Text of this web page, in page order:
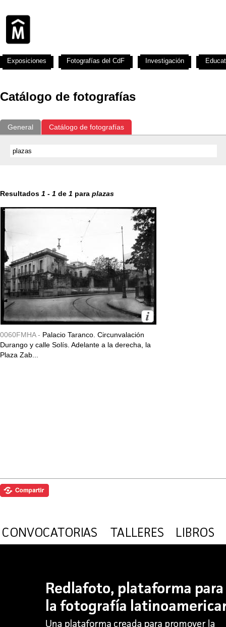
Catálogo de fotografías
General Catálogo de fotografías
Resultados 1 - 1 de 1 para plazas
0060FMHA - Palacio Taranco. Circunvalación
Durango y calle Solís. Adelante a la derecha, la
Plaza Zab...
Exposiciones Fotografías del CdF Investigación